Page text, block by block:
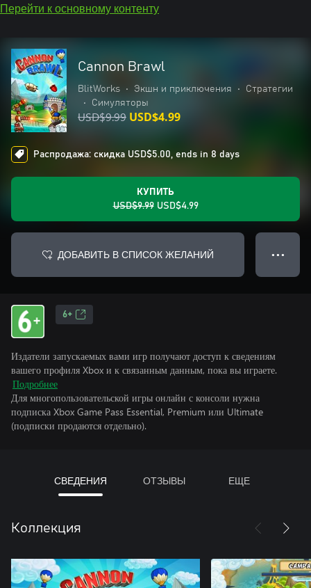
Перейти к основному контенту
Cannon Brawl
BlitWorks • Экшн и приключения •
Стратегии
•
Симуляторы
USD$9.99 USD$4.99
Распродажа: скидка USD$5.00, ends in 8 days
КУПИТЬ
USD$9.99 USD$4.99
ДОБАВИТЬ В СПИСОК ЖЕЛАНИЙ ● ● ●
6+
Издатели запускаемых вами игр получают доступ к сведениям
вашего профиля Xbox и к связанным данным, пока вы играете.
Подробнее
Для многопользовательской игры онлайн с консоли нужна
подписка Xbox Game Pass Essential, Premium или Ultimate
(подписки продаются отдельно).
СВЕДЕНИЯ ОТЗЫВЫ ЕЩЕ
Коллекция